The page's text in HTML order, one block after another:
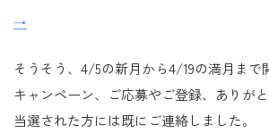
→
そうそう、4/5の新月から4/19の満月まで
キャンペーン、ご応募やご登録、ありがと
当選された方には既にご連絡しました。